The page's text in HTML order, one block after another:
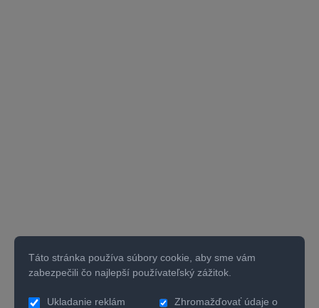
Táto stránka používa súbory cookie, aby sme vám
zabezpečili čo najlepší používateľský zážitok.
Ukladanie reklám
Zhromažďovať údaje o